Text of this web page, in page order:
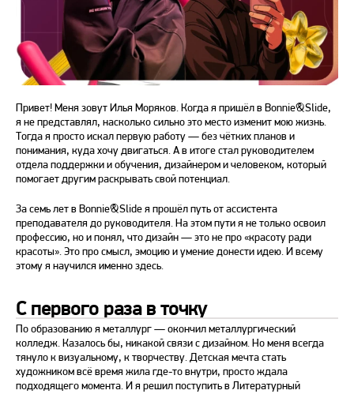
Привет! Меня зовут Илья Моряков. Когда я пришёл в Bonnie&Slide,
я не представлял, насколько сильно это место изменит мою жизнь.
Тогда я просто искал первую работу — без чётких планов и
понимания, куда хочу двигаться. А в итоге стал руководителем
отдела поддержки и обучения, дизайнером и человеком, который
помогает другим раскрывать свой потенциал.
За семь лет в Bonnie&Slide я прошёл путь от ассистента
преподавателя до руководителя. На этом пути я не только освоил
профессию, но и понял, что дизайн — это не про «красоту ради
красоты». Это про смысл, эмоцию и умение донести идею. И всему
этому я научился именно здесь.
С первого раза в точку
По образованию я металлург — окончил металлургический
колледж. Казалось бы, никакой связи с дизайном. Но меня всегда
тянуло к визуальному, к творчеству. Детская мечта стать
художником всё время жила где-то внутри, просто ждала
подходящего момента. И я решил поступить в Литературный